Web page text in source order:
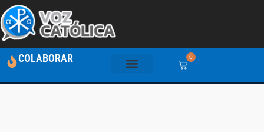
COLABORAR 0